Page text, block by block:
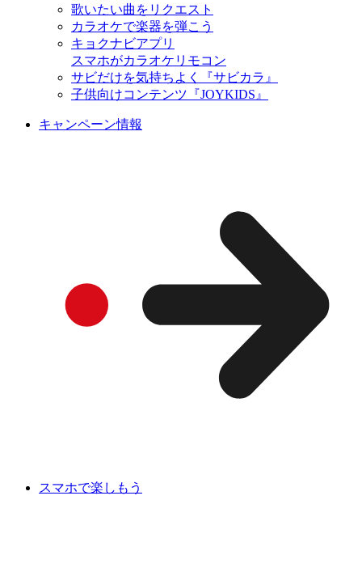
歌いたい曲をリクエスト
カラオケで楽器を弾こう
キョクナビアプリ
スマホがカラオケリモコン
サビだけを気持ちよく『サビカラ』
子供向けコンテンツ『JOYKIDS』
キャンペーン情報
スマホで楽しもう